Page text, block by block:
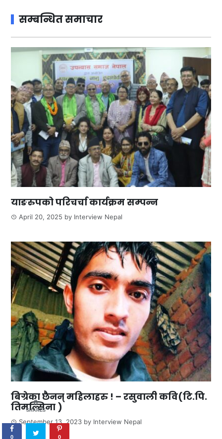
सम्बन्धित समाचार
याङरुपको परिचर्चा कार्यक्रम सम्पन्न
April 20, 2025 by Interview Nepal
बिग्रेका छैनन् महिलाहरु ! – रसुवाली कवि(टि.पि.
तिमल्सिना )
September 13, 2023 by Interview Nepal
0
SHARES
0 0